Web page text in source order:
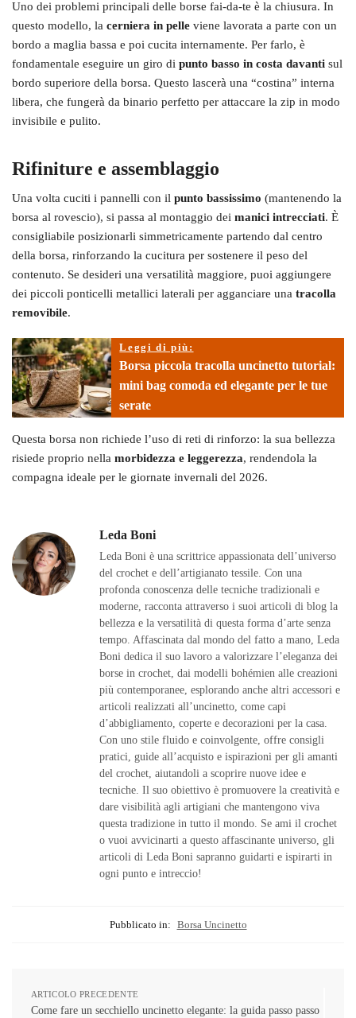
Uno dei problemi principali delle borse fai-da-te è la chiusura. In
questo modello, la cerniera in pelle viene lavorata a parte con un
bordo a maglia bassa e poi cucita internamente. Per farlo, è
fondamentale eseguire un giro di punto basso in costa davanti sul
bordo superiore della borsa. Questo lascerà una “costina” interna
libera, che fungerà da binario perfetto per attaccare la zip in modo
invisibile e pulito.
Rifiniture e assemblaggio
Una volta cuciti i pannelli con il punto bassissimo (mantenendo la
borsa al rovescio), si passa al montaggio dei manici intrecciati. È
consigliabile posizionarli simmetricamente partendo dal centro
della borsa, rinforzando la cucitura per sostenere il peso del
contenuto. Se desideri una versatilità maggiore, puoi aggiungere
dei piccoli ponticelli metallici laterali per agganciare una tracolla
removibile.
Leggi di più:
Borsa piccola tracolla uncinetto tutorial:
mini bag comoda ed elegante per le tue
serate
Questa borsa non richiede l’uso di reti di rinforzo: la sua bellezza
risiede proprio nella morbidezza e leggerezza, rendendola la
compagna ideale per le giornate invernali del 2026.
Leda Boni
Leda Boni è una scrittrice appassionata dell’universo
del crochet e dell’artigianato tessile. Con una
profonda conoscenza delle tecniche tradizionali e
moderne, racconta attraverso i suoi articoli di blog la
bellezza e la versatilità di questa forma d’arte senza
tempo. Affascinata dal mondo del fatto a mano, Leda
Boni dedica il suo lavoro a valorizzare l’eleganza dei
borse in crochet, dai modelli bohémien alle creazioni
più contemporanee, esplorando anche altri accessori e
articoli realizzati all’uncinetto, come capi
d’abbigliamento, coperte e decorazioni per la casa.
Con uno stile fluido e coinvolgente, offre consigli
pratici, guide all’acquisto e ispirazioni per gli amanti
del crochet, aiutandoli a scoprire nuove idee e
tecniche. Il suo obiettivo è promuovere la creatività e
dare visibilità agli artigiani che mantengono viva
questa tradizione in tutto il mondo. Se ami il crochet
o vuoi avvicinarti a questo affascinante universo, gli
articoli di Leda Boni sapranno guidarti e ispirarti in
ogni punto e intreccio!
Pubblicato in: Borsa Uncinetto
ARTICOLO PRECEDENTE
Come fare un secchiello uncinetto elegante: la guida passo passo